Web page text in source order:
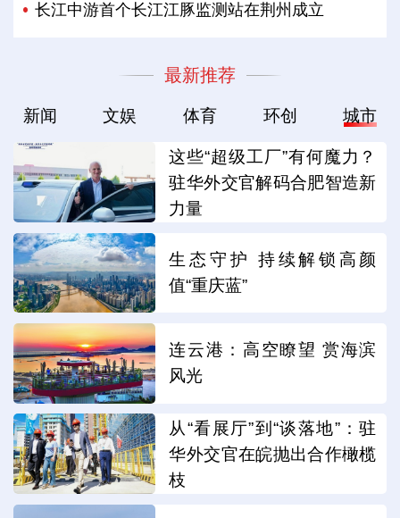
长江中游首个长江江豚监测站在荆州成立
最新推荐
新闻 文娱 体育 环创 城市
这些“超级工厂”有何魔力？
驻华外交官解码合肥智造新
力量
生态守护 持续解锁高颜
值“重庆蓝”
连云港：高空瞭望 赏海滨
风光
从“看展厅”到“谈落地”：驻
华外交官在皖抛出合作橄榄
枝